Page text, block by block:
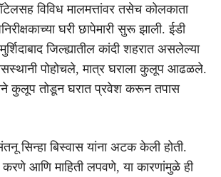
विविध मालमत्तांवर तसेच कोलकाता
घरी छापेमारी सुरू झाली. ईडी
जिल्ह्यातील कांदी शहरात असलेल्या
पोहोचले, मात्र घराला कुलूप आढळले.
कुलूप तोडून घरात प्रवेश करून तपास
सिन्हा बिस्वास यांना अटक केली होती.
करणे आणि माहिती लपवणे, या कारणांमुळे ही